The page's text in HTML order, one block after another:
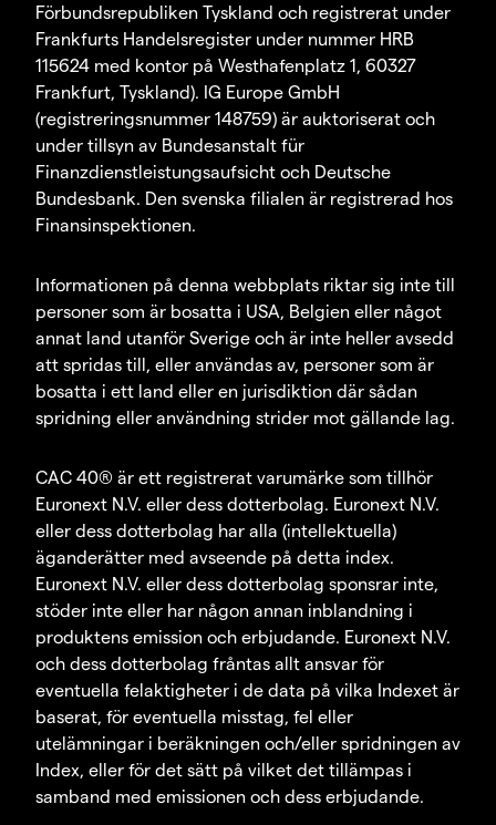
Förbundsrepubliken Tyskland och registrerat under
Frankfurts Handelsregister under nummer HRB
115624 med kontor på Westhafenplatz 1, 60327
Frankfurt, Tyskland). IG Europe GmbH
(registreringsnummer 148759) är auktoriserat och
under tillsyn av Bundesanstalt für
Finanzdienstleistungsaufsicht och Deutsche
Bundesbank. Den svenska filialen är registrerad hos
Finansinspektionen.
Informationen på denna webbplats riktar sig inte till
personer som är bosatta i USA, Belgien eller något
annat land utanför Sverige och är inte heller avsedd
att spridas till, eller användas av, personer som är
bosatta i ett land eller en jurisdiktion där sådan
spridning eller användning strider mot gällande lag.
CAC 40® är ett registrerat varumärke som tillhör
Euronext N.V. eller dess dotterbolag. Euronext N.V.
eller dess dotterbolag har alla (intellektuella)
äganderätter med avseende på detta index.
Euronext N.V. eller dess dotterbolag sponsrar inte,
stöder inte eller har någon annan inblandning i
produktens emission och erbjudande. Euronext N.V.
och dess dotterbolag fråntas allt ansvar för
eventuella felaktigheter i de data på vilka Indexet är
baserat, för eventuella misstag, fel eller
utelämningar i beräkningen och/eller spridningen av
Index, eller för det sätt på vilket det tillämpas i
samband med emissionen och dess erbjudande.